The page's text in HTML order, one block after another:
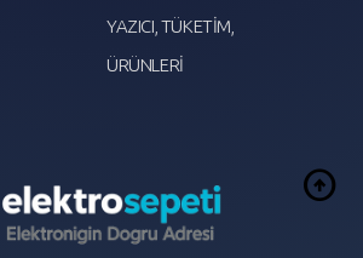
YAZICI, TÜKETİM,
ÜRÜNLERİ
arrow_circle_up